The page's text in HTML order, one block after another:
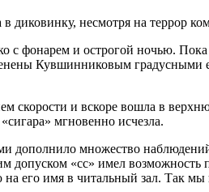
диковинку, несмотря на террор
фонарем и острогой ночью.
Кувшинниковым градусными
скорости и вскоре вошла в
мгновенно исчезла.
множество
«сс» имел возможность
его имя в читальный зал. Так